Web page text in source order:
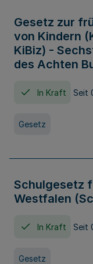
Gesetz zur
von Kindern
KiBiz) -
des Achten
In Kraft Seit
Gesetz
Schulgesetz
Westfalen
In Kraft Seit
Gesetz